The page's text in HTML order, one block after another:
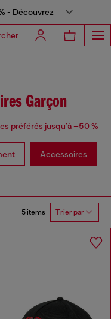
- Découvrez
Garçon
préférés jusqu’à –50 %
Accessoires
5 items Trier par